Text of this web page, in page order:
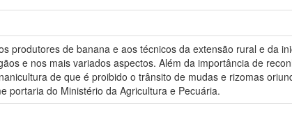
produtores de banana e aos técnicos da extensão rural e da
e nos mais variados aspectos. Além da importância de
de que é proibido o trânsito de mudas e rizomas
portaria do Ministério da Agricultura e Pecuária.